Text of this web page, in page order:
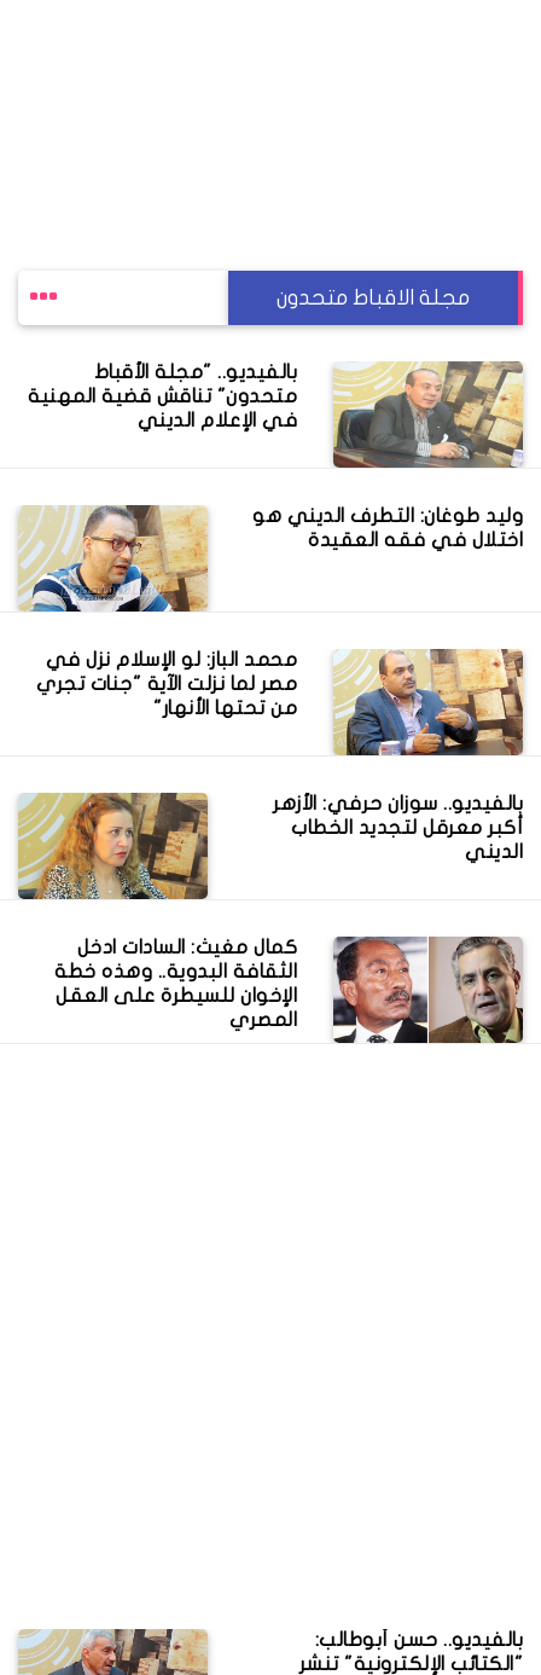
مجلة الاقباط متحدون
بالفيديو.. "مجلة الأقباط
متحدون" تناقش قضية المهنية
في الإعلام الديني
وليد طوغان: التطرف الديني هو
اختلال في فقه العقيدة
محمد الباز: لو الإسلام نزل في
مصر لما نزلت الآية "جنات تجري
من تحتها الأنهار"
بالفيديو.. سوزان حرفي: الأزهر
أكبر معرقل لتجديد الخطاب
الديني
كمال مغيث: السادات ادخل
الثقافة البدوية.. وهذه خطة
الإخوان للسيطرة على العقل
المصري
بالفيديو.. حسن أبوطالب:
"الكتائب الإلكترونية" تنشر